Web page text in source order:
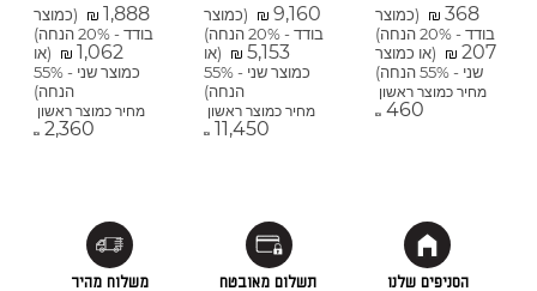
₪ 368
(כמוצר
בודד - 20% הנחה)
₪ 207
(או כמוצר
שני - 55% הנחה)
מחיר כמוצר ראשון
₪ 460
₪ 9,160
(כמוצר
בודד - 20% הנחה)
₪ 5,153
(או
כמוצר שני - 55%
הנחה)
מחיר כמוצר ראשון
₪ 11,450
₪ 1,888
(כמוצר
בודד - 20% הנחה)
₪ 1,062
(או
כמוצר שני - 55%
הנחה)
מחיר כמוצר ראשון
₪ 2,360
הסניפים שלנו תשלום מאובטח משלוח מהיר